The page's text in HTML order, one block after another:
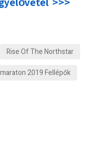
Rise Of The Northstar
2019 Fellépők